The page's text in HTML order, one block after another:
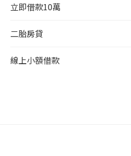
立即借款10萬
二胎房貸
線上小額借款